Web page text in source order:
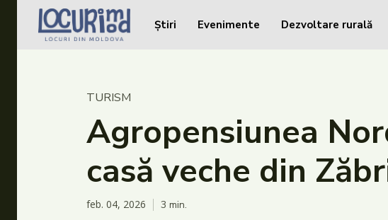
Caută în site...
Caută în site...
Dezvoltare rurală
Turism
Vinării
Știri Evenimente Dezvoltare rurală
TURISM
Agropensiunea
casă veche din
feb. 04, 2026 3 min.